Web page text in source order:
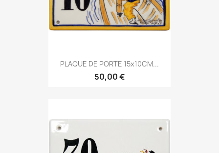
PLAQUE DE PORTE 15x10CM...
50,00 €